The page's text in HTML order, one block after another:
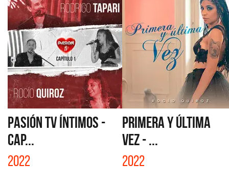
PASIÓN TV ÍNTIMOS -
CAP...
2022
PRIMERA Y ÚLTIMA
VEZ - ...
2022